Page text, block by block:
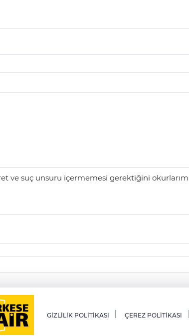
ve suç unsuru içermemesi gerektiğini
GİZLİLİK POLİTİKASI ÇEREZ POLİTİKASI